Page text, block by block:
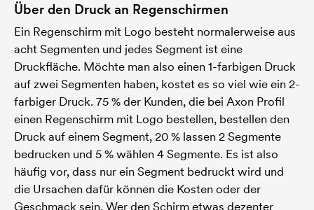
Über den Druck an Regenschirmen
Ein Regenschirm mit Logo besteht normalerweise aus
acht Segmenten und jedes Segment ist eine
Druckfläche. Möchte man also einen 1-farbigen Druck
auf zwei Segmenten haben, kostet es so viel wie ein 2-
farbiger Druck. 75 % der Kunden, die bei Axon Profil
einen Regenschirm mit Logo bestellen, bestellen den
Druck auf einem Segment, 20 % lassen 2 Segmente
bedrucken und 5 % wählen 4 Segmente. Es ist also
häufig vor, dass nur ein Segment bedruckt wird und
die Ursachen dafür können die Kosten oder der
Geschmack sein. Wer den Schirm etwas dezenter